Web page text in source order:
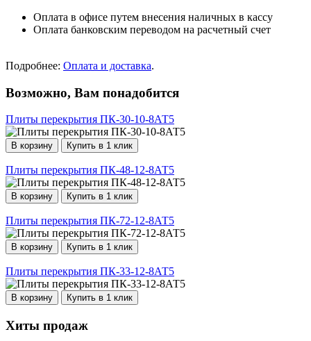
Оплата в офисе путем внесения наличных в кассу
Оплата банковским переводом на расчетный счет
Подробнее: Оплата и доставка.
Возможно, Вам понадобится
Плиты перекрытия ПК-30-10-8АТ5
В корзину Купить в 1 клик
Плиты перекрытия ПК-48-12-8АТ5
В корзину Купить в 1 клик
Плиты перекрытия ПК-72-12-8АТ5
В корзину Купить в 1 клик
Плиты перекрытия ПК-33-12-8АТ5
В корзину Купить в 1 клик
Хиты продаж